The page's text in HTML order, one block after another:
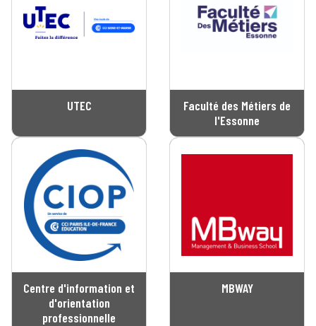
UTEC
Faculté des Métiers de
l'Essonne
Centre d'information et
d'orientation
professionnelle
MBWAY